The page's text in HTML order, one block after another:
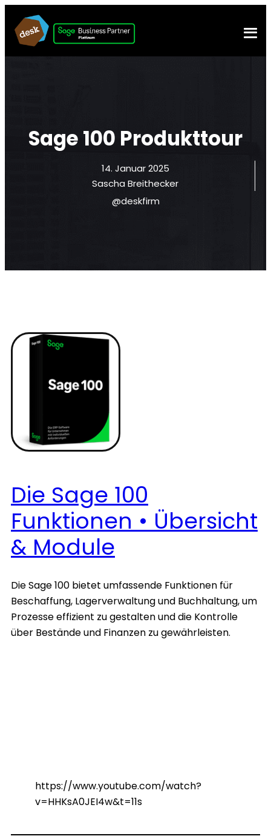
Sage 100 Produkttour
14. Januar 2025
Sascha Breithecker
@deskfirm
Die Sage 100
Funktionen • Übersicht
& Module
Die Sage 100 bietet umfassende Funktionen für
Beschaffung, Lagerverwaltung und Buchhaltung, um
Prozesse effizient zu gestalten und die Kontrolle
über Bestände und Finanzen zu gewährleisten.
https://www.youtube.com/watch?
v=HHKsA0JEI4w&t=11s